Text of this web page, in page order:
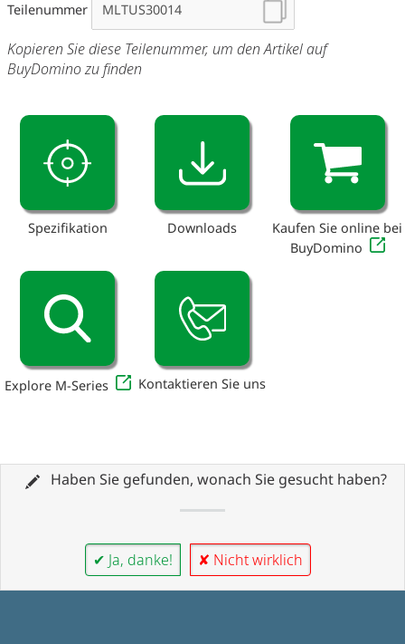
Teilenummer
Kopieren Sie diese Teilenummer, um den Artikel auf
BuyDomino zu finden
Spezifikation Downloads
Kaufen Sie online bei
BuyDomino
Explore M-Series Kontaktieren Sie uns
Haben Sie gefunden, wonach Sie gesucht haben?
✔ Ja, danke! ✘ Nicht wirklich